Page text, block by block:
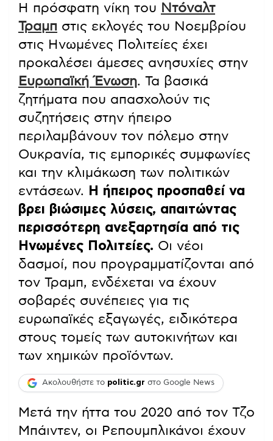
Η πρόσφατη νίκη του Ντόναλτ
Τραμπ στις εκλογές του Νοεμβρίου
στις Ηνωμένες Πολιτείες έχει
προκαλέσει άμεσες ανησυχίες στην
Ευρωπαϊκή Ένωση. Τα βασικά
ζητήματα που απασχολούν τις
συζητήσεις στην ήπειρο
περιλαμβάνουν τον πόλεμο στην
Ουκρανία, τις εμπορικές συμφωνίες
και την κλιμάκωση των πολιτικών
εντάσεων.
Η ήπειρος προσπαθεί να
βρει βιώσιμες λύσεις, απαιτώντας
περισσότερη ανεξαρτησία από τις
Ηνωμένες Πολιτείες. Οι νέοι
δασμοί, που προγραμματίζονται από
τον Τραμπ, ενδέχεται να έχουν
σοβαρές συνέπειες για τις
ευρωπαϊκές εξαγωγές, ειδικότερα
στους τομείς των αυτοκινήτων και
των χημικών προϊόντων.
Ακολουθήστε το politic.gr στο Google News
Μετά την ήττα του 2020 από τον Τζο
Μπάιντεν, οι Ρεπουμπλικάνοι έχουν